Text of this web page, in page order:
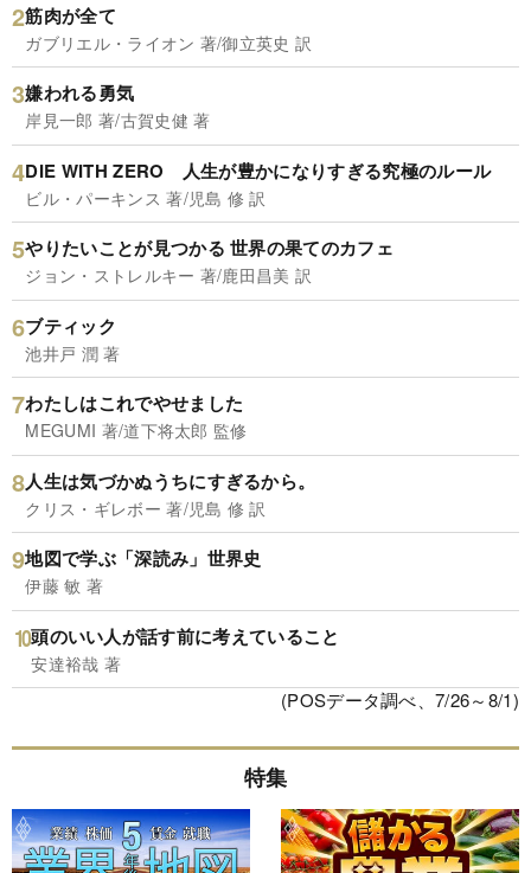
筋肉が全て
ガブリエル・ライオン 著/御立英史 訳
嫌われる勇気
岸見一郎 著/古賀史健 著
DIE WITH ZERO 人生が豊かになりすぎる究極のルール
ビル・パーキンス 著/児島 修 訳
やりたいことが見つかる 世界の果てのカフェ
ジョン・ストレルキー 著/鹿田昌美 訳
ブティック
池井戸 潤 著
わたしはこれでやせました
MEGUMI 著/道下将太郎 監修
人生は気づかぬうちにすぎるから。
クリス・ギレボー 著/児島 修 訳
地図で学ぶ「深読み」世界史
伊藤 敏 著
頭のいい人が話す前に考えていること
安達裕哉 著
(POSデータ調べ、7/26～8/1)
特集